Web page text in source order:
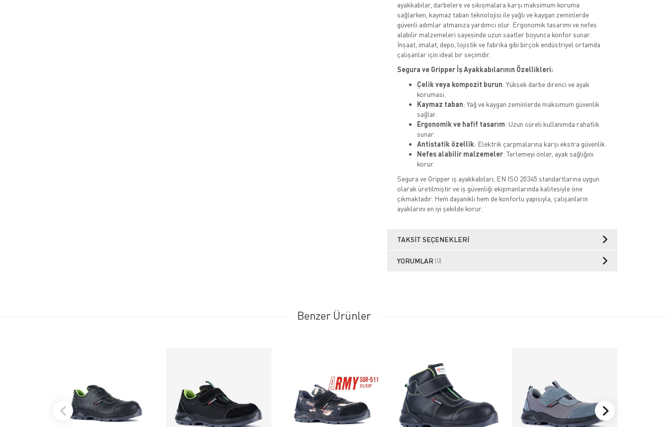
ayakkabılar, darbelere ve sıkışmalara karşı maksimum koruma
sağlarken, kaymaz taban teknolojisi ile yağlı ve kaygan zeminlerde
güvenli adımlar atmanıza yardımcı olur. Ergonomik tasarımı ve nefes
alabilir malzemeleri sayesinde uzun saatler boyunca konfor sunar.
İnşaat, imalat, depo, lojistik ve fabrika gibi birçok endüstriyel ortamda
çalışanlar için ideal bir seçimdir.
Segura ve Gripper İş Ayakkabılarının Özellikleri:
Çelik veya kompozit burun: Yüksek darbe direnci ve ayak
koruması.
Kaymaz taban: Yağ ve kaygan zeminlerde maksimum güvenlik
sağlar.
Ergonomik ve hafif tasarım: Uzun süreli kullanımda rahatlık
sunar.
Antistatik özellik: Elektrik çarpmalarına karşı ekstra güvenlik.
Nefes alabilir malzemeler: Terlemeyi önler, ayak sağlığını
korur.
Segura ve Gripper iş ayakkabıları, EN ISO 20345 standartlarına uygun
olarak üretilmiştir ve iş güvenliği ekipmanlarında kalitesiyle öne
çıkmaktadır. Hem dayanıklı hem de konforlu yapısıyla, çalışanların
ayaklarını en iyi şekilde korur.
TAKSIT SEÇENEKLERI
YORUMLAR (0)
Benzer Ürünler